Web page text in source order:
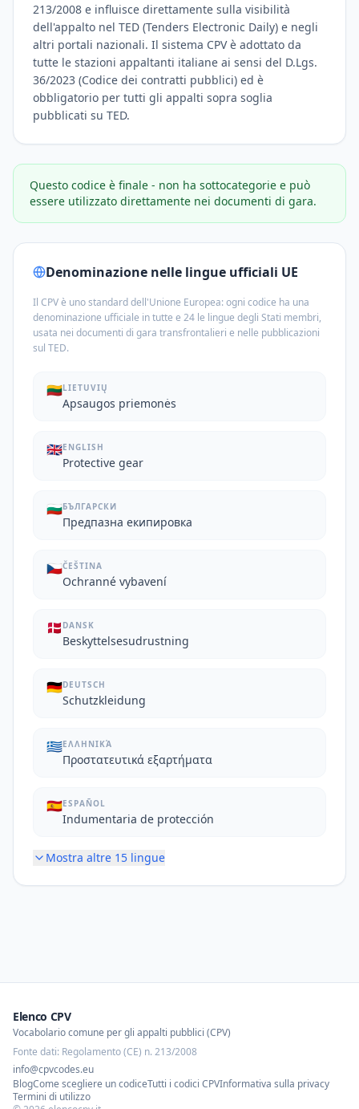
213/2008 e influisce direttamente sulla visibilità
dell'appalto nel TED (Tenders Electronic Daily) e negli
altri portali nazionali. Il sistema CPV è adottato da
tutte le stazioni appaltanti italiane ai sensi del D.Lgs.
36/2023 (Codice dei contratti pubblici) ed è
obbligatorio per tutti gli appalti sopra soglia
pubblicati su TED.
Questo codice è finale - non ha sottocategorie e può
essere utilizzato direttamente nei documenti di gara.
Denominazione nelle lingue ufficiali UE
Il CPV è uno standard dell'Unione Europea: ogni codice ha una
denominazione ufficiale in tutte e 24 le lingue degli Stati membri,
usata nei documenti di gara transfrontalieri e nelle pubblicazioni
sul TED.
🇱🇹LIETUVIŲ
Apsaugos priemonės
🇬🇧ENGLISH
Protective gear
🇧🇬БЪЛГАРСКИ
Предпазна екипировка
🇨🇿ČEŠTINA
Ochranné vybavení
🇩🇰 DANSK
Beskyttelsesudrustning
🇩🇪DEUTSCH
Schutzkleidung
🇬🇷ΕΛΛΗΝΙΚΆ
Προστατευτικά εξαρτήματα
🇪🇸ESPAÑOL
Indumentaria de protección
Mostra altre 15 lingue
Elenco CPV
Vocabolario comune per gli appalti pubblici (CPV)
Fonte dati: Regolamento (CE) n. 213/2008
info@cpvcodes.eu
BlogCome scegliere un codiceTutti i codici CPVInformativa sulla privacy
Termini di utilizzo